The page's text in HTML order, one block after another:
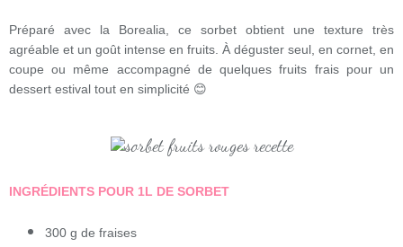
Préparé avec la Borealia, ce sorbet obtient une texture très
agréable et un goût intense en fruits. À déguster seul, en cornet, en
coupe ou même accompagné de quelques fruits frais pour un
dessert estival tout en simplicité 😊
INGRÉDIENTS POUR 1L DE SORBET
300 g de fraises